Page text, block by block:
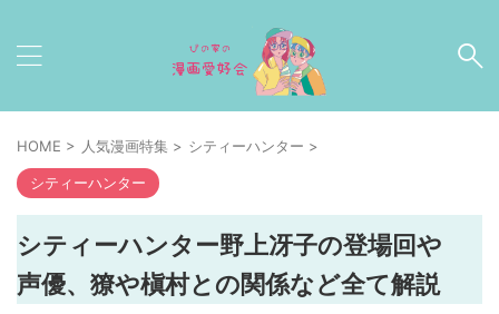
HOME > 人気漫画特集 > シティーハンター >
シティーハンター
シティーハンター野上冴子の登場回や
声優、獠や槇村との関係など全て解説